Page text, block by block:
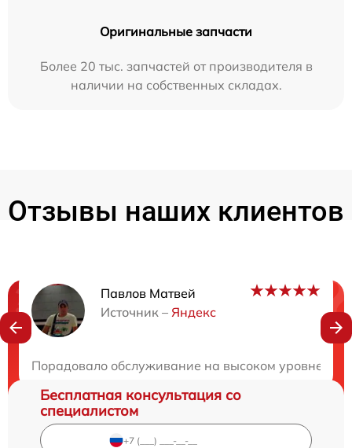
Оригинальные запчасти
Более 20 тыс. запчастей от производителя в
наличии на собственных складах.
Отзывы наших клиентов
Павлов Матвей
Источник – Яндекс
Порадовало обслуживание на высоком уровне и
Нужна консультация?
Бесплатная консультация со
специалистом